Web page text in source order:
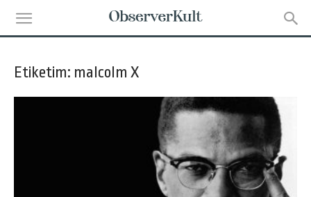
Etiketim: malcolm X